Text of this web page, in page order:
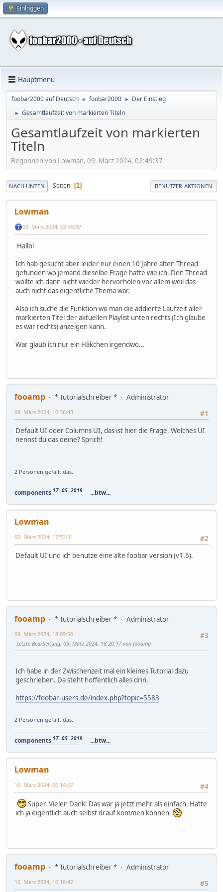
Einloggen
Hauptmenü
foobar2000 auf Deutsch ► foobar2000 ► Der Einstieg
► Gesamtlaufzeit von markierten Titeln
Gesamtlaufzeit von markierten
Titeln
Begonnen von Lowman, 09. März 2024, 02:49:37
NACH UNTEN Seiten 1 BENUTZER-AKTIONEN
Lowman
09. März 2024, 02:49:37
Hallo!
Ich hab gesucht aber leider nur einen 10 Jahre alten Thread
gefunden wo jemand dieselbe Frage hatte wie ich. Den Thread
wollte ich dann nicht wieder hervorholen vor allem weil das
auch nicht das eigentliche Thema war.
Also ich suche die Funktion wo man die addierte Laufzeit aller
markierten Titel der aktuellen Playlist unten rechts (Ich glaube
es war rechts) anzeigen kann.
War glaub ich nur ein Häkchen irgendwo...
fooamp * Tutorialschreiber *
Administrator
#1
09. März 2024, 10:36:43
Default UI oder Columns UI, das ist hier die Frage. Welches UI
nennst du das deine? Sprich!
2 Personen gefällt das.
components 17. 05. 2019 ...btw...
Lowman
#2
09. März 2024, 17:53:31
Default UI und ich benutze eine alte foobar version (v1.6).
fooamp * Tutorialschreiber *
Administrator
#3
09. März 2024, 18:09:50
Letzte Bearbeitung: 09. März 2024, 18:20:17 von fooamp
Ich habe in der Zwischenzeit mal ein kleines Tutorial dazu
geschrieben. Da steht hoffentlich alles drin.
https://foobar-users.de/index.php?topic=5583
2 Personen gefällt das.
components 17. 05. 2019 ...btw...
Lowman
#4
10. März 2024, 00:14:57
Super. Vielen Dank! Das war ja jetzt mehr als einfach. Hätte
ich ja eigentlich auch selbst drauf kommen können.
fooamp * Tutorialschreiber *
Administrator
#5
10. März 2024, 10:18:42